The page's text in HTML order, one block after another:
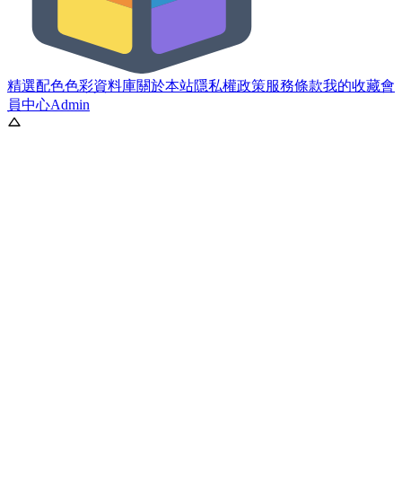
精選配色色彩資料庫關於本站隱私權政策服務條款我的收藏會
員中心Admin